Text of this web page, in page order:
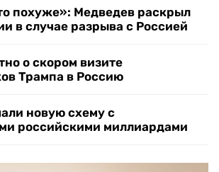
похуже»: Медведев раскрыл
в случае разрыва с Россией
о скором визите
Трампа в Россию
новую схему с
российскими миллиардами